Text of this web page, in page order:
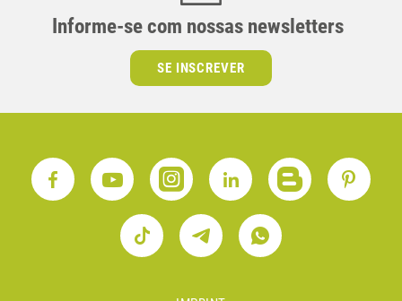
Informe-se com nossas newsletters
SE INSCREVER